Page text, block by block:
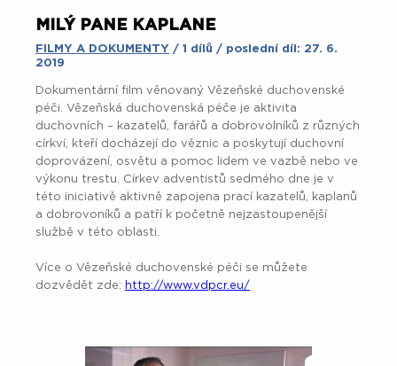
MILÝ PANE KAPLANE
FILMY A DOKUMENTY / 1 dílů / poslední díl: 27. 6.
2019
Dokumentární film věnovaný Vězeňské duchovenské
péči. Vězeňská duchovenská péče je aktivita
duchovních – kazatelů, farářů a dobrovolníků z různých
církví, kteří docházejí do věznic a poskytují duchovní
doprovázení, osvětu a pomoc lidem ve vazbě nebo ve
výkonu trestu. Církev adventistů sedmého dne je v
této iniciativě aktivně zapojena prací kazatelů, kaplanů
a dobrovoníků a patří k početně nejzastoupenější
službě v této oblasti.
Více o Vězeňské duchovenské péči se můžete
dozvědět zde: http://www.vdpcr.eu/